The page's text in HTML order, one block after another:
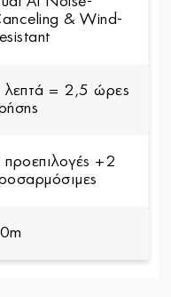
& Wind-
λεπτά = 2,5 ώρες
προεπιλογές +2